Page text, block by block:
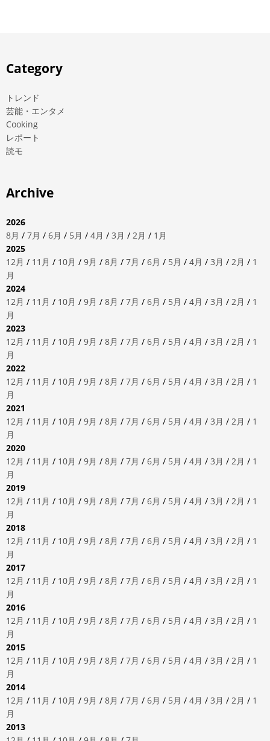
Category
トレンド
芸能・エンタメ
Cooking
レポート
読モ
Archive
2026
8月 / 7月 / 6月 / 5月 / 4月 / 3月 / 2月 / 1月
2025
12月 / 11月 / 10月 / 9月 / 8月 / 7月 / 6月 / 5月 / 4月 / 3月 / 2月 / 1
月
2024
12月 / 11月 / 10月 / 9月 / 8月 / 7月 / 6月 / 5月 / 4月 / 3月 / 2月 / 1
月
2023
12月 / 11月 / 10月 / 9月 / 8月 / 7月 / 6月 / 5月 / 4月 / 3月 / 2月 / 1
月
2022
12月 / 11月 / 10月 / 9月 / 8月 / 7月 / 6月 / 5月 / 4月 / 3月 / 2月 / 1
月
2021
12月 / 11月 / 10月 / 9月 / 8月 / 7月 / 6月 / 5月 / 4月 / 3月 / 2月 / 1
月
2020
12月 / 11月 / 10月 / 9月 / 8月 / 7月 / 6月 / 5月 / 4月 / 3月 / 2月 / 1
月
2019
12月 / 11月 / 10月 / 9月 / 8月 / 7月 / 6月 / 5月 / 4月 / 3月 / 2月 / 1
月
2018
12月 / 11月 / 10月 / 9月 / 8月 / 7月 / 6月 / 5月 / 4月 / 3月 / 2月 / 1
月
2017
12月 / 11月 / 10月 / 9月 / 8月 / 7月 / 6月 / 5月 / 4月 / 3月 / 2月 / 1
月
2016
12月 / 11月 / 10月 / 9月 / 8月 / 7月 / 6月 / 5月 / 4月 / 3月 / 2月 / 1
月
2015
12月 / 11月 / 10月 / 9月 / 8月 / 7月 / 6月 / 5月 / 4月 / 3月 / 2月 / 1
月
2014
12月 / 11月 / 10月 / 9月 / 8月 / 7月 / 6月 / 5月 / 4月 / 3月 / 2月 / 1
月
2013